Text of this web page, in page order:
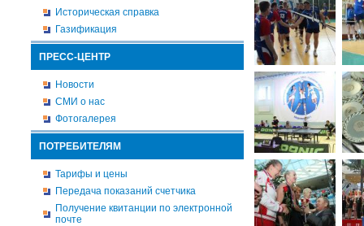
Историческая справка
Газификация
ПРЕСС-ЦЕНТР
Новости
СМИ о нас
Фотогалерея
ПОТРЕБИТЕЛЯМ
Тарифы и цены
Передача показаний счетчика
Получение квитанции по электронной
почте